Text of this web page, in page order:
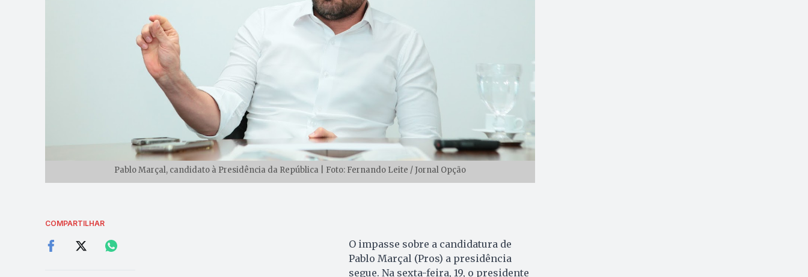
Pablo Marçal, candidato à Presidência da República | Foto: Fernando Leite / Jornal Opção
COMPARTILHAR
O impasse sobre a candidatura de
Pablo Marçal (Pros) a presidência
segue. Na sexta-feira, 19, o presidente